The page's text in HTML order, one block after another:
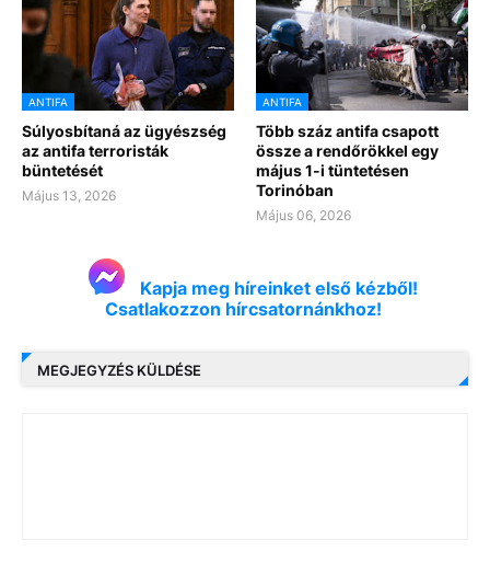
ANTIFA
Súlyosbítaná az ügyészség
az antifa terroristák
büntetését
Május 13, 2026
ANTIFA
Több száz antifa csapott
össze a rendőrökkel egy
május 1-i tüntetésen
Torinóban
Május 06, 2026
Kapja meg híreinket első kézből!
Csatlakozzon hírcsatornánkhoz!
MEGJEGYZÉS KÜLDÉSE